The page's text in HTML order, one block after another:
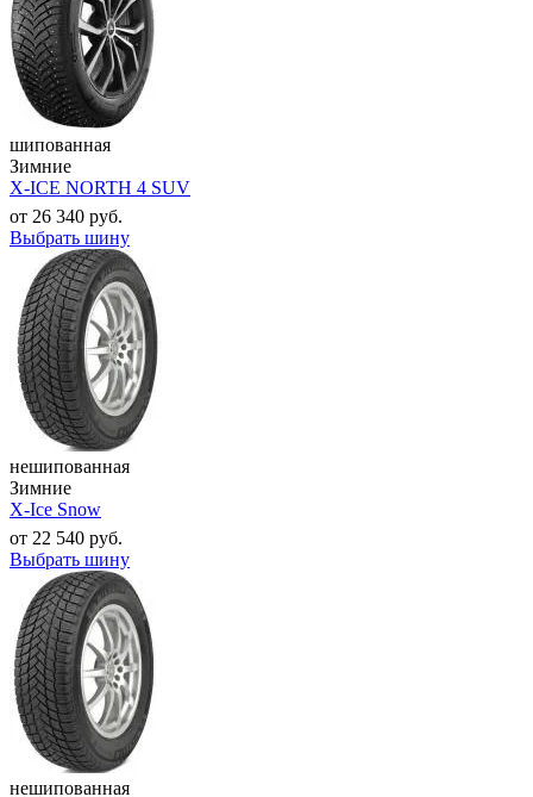
шипованная
Зимние
X-ICE NORTH 4 SUV
от 26 340 руб.
Выбрать шину
нешипованная
Зимние
X-Ice Snow
от 22 540 руб.
Выбрать шину
нешипованная